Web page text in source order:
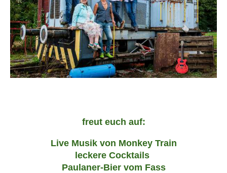
freut euch auf:
Live Musik von Monkey Train
leckere Cocktails
Paulaner-Bier vom Fass